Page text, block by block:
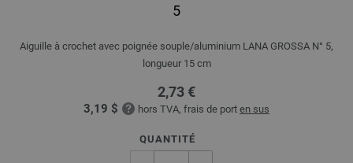
5
Aiguille à crochet avec poignée souple/aluminium LANA GROSSA N° 5,
longueur 15 cm
2,73 €
3,19 $ hors TVA, frais de port en sus
QUANTITÉ